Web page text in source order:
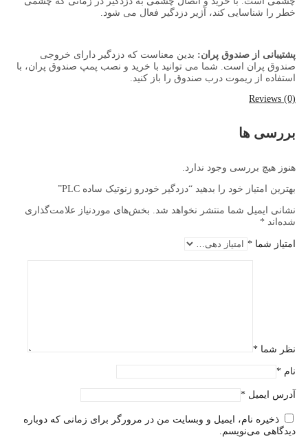
خطر را شناسایی کند، آژیر دزدگیر فعال می شود.
پشتیبانی از صندوق پران: بدین معناست که دزدگیر دارای خروجی
صندوق پران است. شما می توانید با خرید و نصب پمپ صندوق پران، با
استفاده از ریموت درب صندوق را باز کنید.
Reviews (0)
بررسی ها
هنوز هیچ بررسی وجود ندارد.
بهترین امتیاز خود را بدهید “دزدگیر خودرو زنوتیک ساده PLC”
نشانی ایمیل شما منتشر نخواهد شد.
بخش‌های موردنیاز علامت‌گذاری
شده‌اند *
امتیاز شما *
نظر شما *
نام *
آدرس ایمیل *
ذخیره نام، ایمیل و وبسایت من در مرورگر برای زمانی که دوباره
دیدگاهی می‌نویسم.